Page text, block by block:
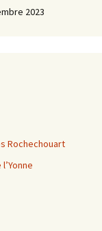
2023
Rochechouart